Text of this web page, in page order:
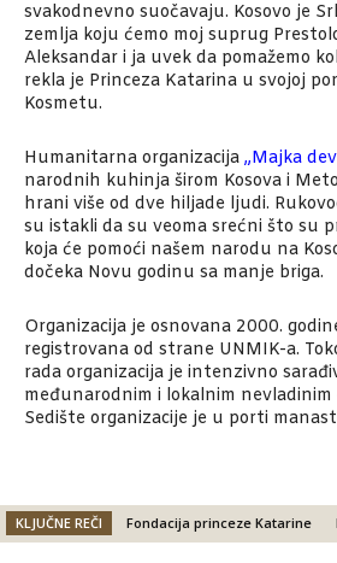
svakodnevno suočavaju. Kosovo je
zemlja koju ćemo moj suprug
Aleksandar i ja uvek da pomažemo
rekla je Princeza Katarina u svojoj
Kosmetu.
Humanitarna organizacija „Majka
narodnih kuhinja širom Kosova i
hrani više od dve hiljade ljudi.
su istakli da su veoma srećni što su
koja će pomoći našem narodu na
dočeka Novu godinu sa manje briga.
Organizacija je osnovana 2000.
registrovana od strane UNMIK-a.
rada organizacija je intenzivno
međunarodnim i lokalnim nevladinim
Sedište organizacije je u porti
KLJUČNE REČI Fondacija princeze Katarine